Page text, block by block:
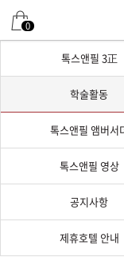
0
톡스앤필 3正
학술활동
톡스앤필 앰버서
톡스앤필 영상
공지사항
제휴호텔 안내